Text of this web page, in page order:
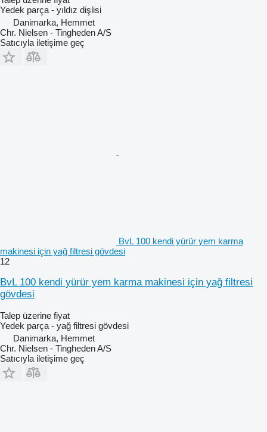
Yedek parça - yıldız dişlisi
Danimarka, Hemmet
Chr. Nielsen - Tingheden A/S
Satıcıyla iletişime geç
BvL 100 kendi yürür yem karma
makinesi için yağ filtresi gövdesi
12
BvL 100 kendi yürür yem karma makinesi için yağ filtresi
gövdesi
Talep üzerine fiyat
Yedek parça - yağ filtresi gövdesi
Danimarka, Hemmet
Chr. Nielsen - Tingheden A/S
Satıcıyla iletişime geç